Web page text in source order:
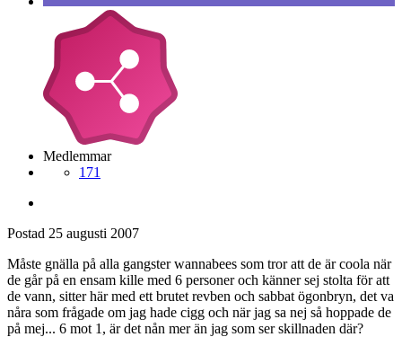
Medlemmar
171
Postad 25 augusti 2007
Måste gnälla på alla gangster wannabees som tror att de är coola när
de går på en ensam kille med 6 personer och känner sej stolta för att
de vann, sitter här med ett brutet revben och sabbat ögonbryn, det va
nåra som frågade om jag hade cigg och när jag sa nej så hoppade de
på mej... 6 mot 1, är det nån mer än jag som ser skillnaden där?